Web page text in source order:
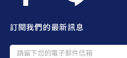
訂閱我們的最新訊息